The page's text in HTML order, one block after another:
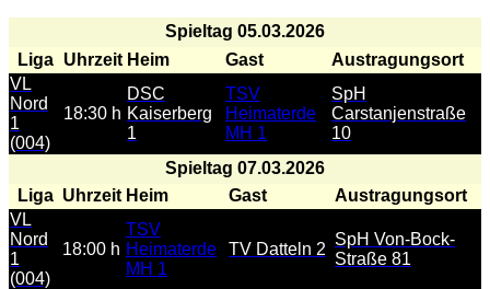
Spieltag 05.03.2026
Liga Uhrzeit Heim Gast
Austragungsort
VL
Nord
1
(004)
18:30 h
DSC
Kaiserberg
1
TSV
Heimaterde
MH 1
SpH
Carstanjenstraße
10
Spieltag 07.03.2026
Liga Uhrzeit Heim Gast
Austragungsort
VL
Nord
1
(004)
18:00 h
TSV
Heimaterde
MH 1
TV Datteln 2
SpH Von-Bock-
Straße 81